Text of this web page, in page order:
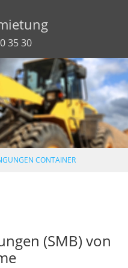
35 30
CONTAINER
(SMB) von